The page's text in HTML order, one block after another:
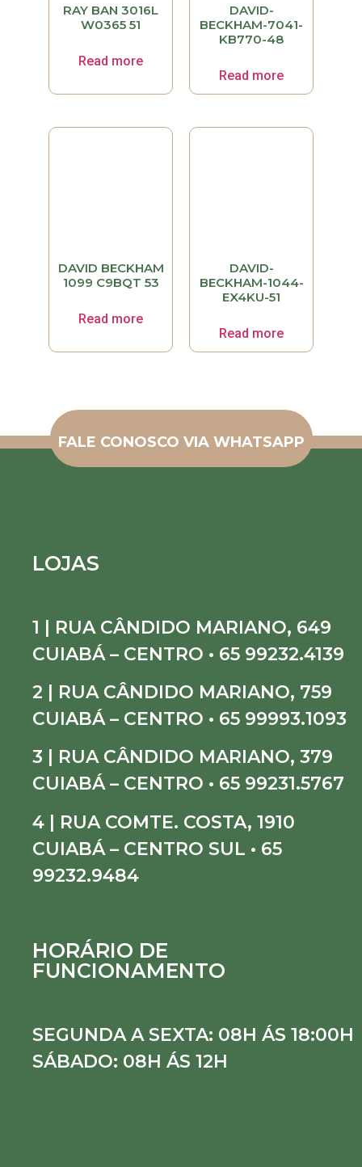
RAY BAN 3016L
W0365 51
Read more
DAVID-
BECKHAM-7041-
KB770-48
Read more
DAVID BECKHAM
1099 C9BQT 53
Read more
DAVID-
BECKHAM-1044-
EX4KU-51
Read more
FALE CONOSCO VIA WHATSAPP
LOJAS
1 | RUA CÂNDIDO MARIANO, 649
CUIABÁ – CENTRO • 65 99232.4139
2 | RUA CÂNDIDO MARIANO, 759
CUIABÁ – CENTRO • 65 99993.1093
3 | RUA CÂNDIDO MARIANO, 379
CUIABÁ – CENTRO • 65 99231.5767
4 | RUA COMTE. COSTA, 1910
CUIABÁ – CENTRO SUL • 65
99232.9484
HORÁRIO DE
FUNCIONAMENTO
SEGUNDA A SEXTA: 08H ÁS 18:00H
SÁBADO: 08H ÁS 12H